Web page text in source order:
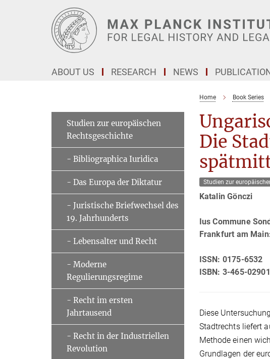
ABOUT US RESEARCH NEWS
Home Book Series
Die
Studien zur
Katalin Gönczi
Ius Commune
Frankfurt am
ISSN: 0175-6532
ISBN: 3-465-
Diese
Stadtrechts liefert
Methode einen
Grundlagen der
Studien zur europäischen
Rechtsgeschichte
- Bibliographica Iuridica
- Das Europa der Diktatur
- Juristische Briefwechsel des
19. Jahrhunderts
- Lebensalter und Recht
- Moderne
Regulierungsregime
- Recht im ersten
Jahrtausend
- Recht in der Industriellen
Revolution